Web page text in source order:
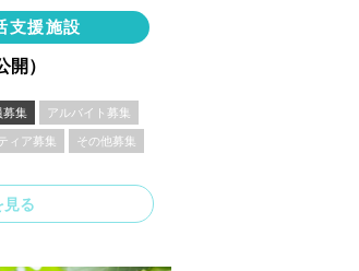
支援施設
開）
募集 アルバイト募集
ィア募集 その他募集
見る